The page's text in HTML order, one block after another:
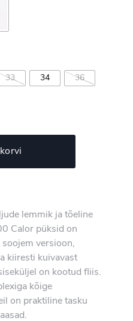
33 34 36
lemmik ja tõeline
Calor püksid on
versioon,
kiiresti kuivavast
on kootud fliis.
kõige
on praktiline tasku